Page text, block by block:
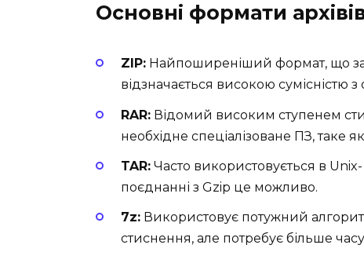
Основні формати
ZIP: Найпоширеніший формат, що
відзначається високою сумісністю
RAR: Відомий високим ступенем
необхідне спеціалізоване ПЗ, таке
TAR: Часто використовується в
поєднанні з Gzip це можливо.
7z: Використовує потужний
стиснення, але потребує більше